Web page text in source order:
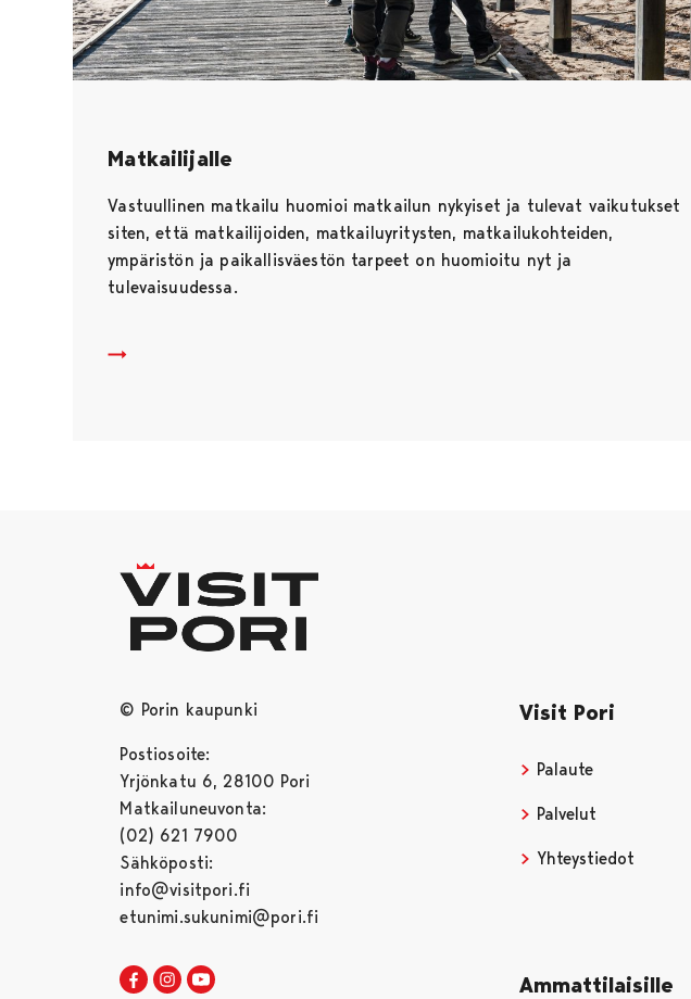
Matkailijalle
Vastuullinen matkailu huomioi matkailun nykyiset ja tulevat vaikutukset
siten, että matkailijoiden, matkailuyritysten, matkailukohteiden,
ympäristön ja paikallisväestön tarpeet on huomioitu nyt ja
tulevaisuudessa.
Matkailijalle
© Porin kaupunki
Postiosoite:
Yrjönkatu 6, 28100 Pori
Matkailuneuvonta:
(02) 621 7900
Sähköposti:
info@visitpori.fi
etunimi.sukunimi@pori.fi
Visit Pori Facebookissa
Avautuu uudessa välilehdessä
Visit Pori Instagrammissa
Avautuu uudessa välilehdessä
Visit Pori
Palaute
Palvelut
Yhteystiedot
Ammattilaisille